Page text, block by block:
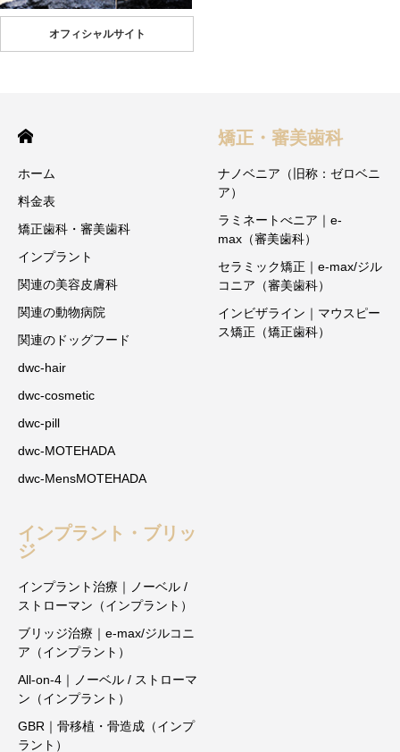
オフィシャルサイト
ホーム
料金表
矯正歯科・審美歯科
インプラント
関連の美容皮膚科
関連の動物病院
関連のドッグフード
dwc-hair
dwc-cosmetic
dwc-pill
dwc-MOTEHADA
dwc-MensMOTEHADA
矯正・審美歯科
ナノベニア（旧称：ゼロベニ
ア）
ラミネートべニア｜e-
max（審美歯科）
セラミック矯正｜e-max/ジル
コニア（審美歯科）
インビザライン｜マウスピー
ス矯正（矯正歯科）
インプラント・ブリッ
ジ
インプラント治療｜ノーベル /
ストローマン（インプラント）
ブリッジ治療｜e-max/ジルコニ
ア（インプラント）
All-on-4｜ノーベル / ストローマ
ン（インプラント）
GBR｜骨移植・骨造成（インプ
ラント）